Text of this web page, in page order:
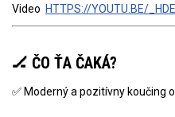
Video HTTPS://YOUTU.BE/
🏒 ČO ŤA ČAKÁ?
✅ Moderný a pozitívny koučing